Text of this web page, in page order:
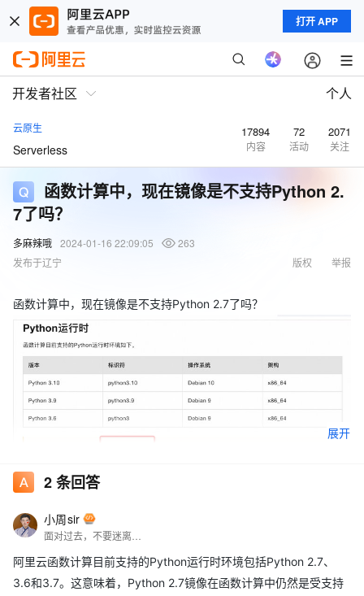
打开 APP
开发者社区 个人
云原生
Serverless
17894
内容
72
活动
2071
关注
函数计算中，现在镜像是不支持Python 2.
7了吗？
多麻辣哦 2024-01-16 22:09:05
263
发布于辽宁
举报
版权
函数计算中，现在镜像是不支持Python 2.7了吗？
展开
2条回答
小周sir
阿里云函数计算目前支持的Python运行时环境包括Python 2.7、
3.6和3.7。这意味着，Python 2.7镜像在函数计算中仍然是受支持